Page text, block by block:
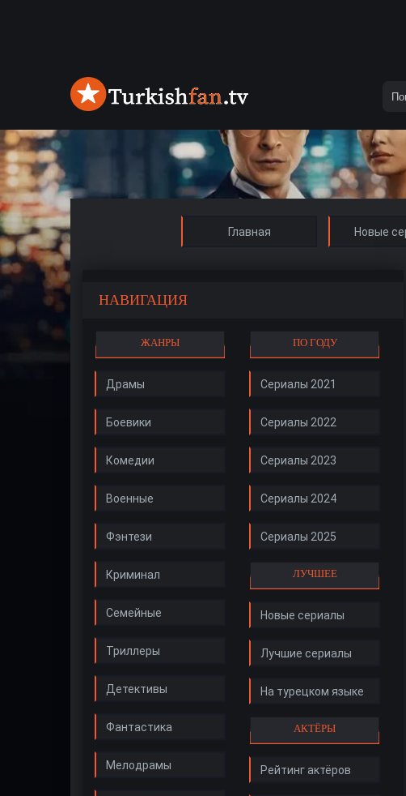
Главная Новые
НАВИГАЦИЯ
ЖАНРЫ
Драмы
Боевики
Комедии
Военные
Фэнтези
Криминал
Семейные
Триллеры
Детективы
Фантастика
Мелодрамы
ПО ГОДУ
Сериалы 2021
Сериалы 2022
Сериалы 2023
Сериалы 2024
Сериалы 2025
ЛУЧШЕЕ
Новые сериалы
Лучшие сериалы
На турецком языке
АКТЁРЫ
Рейтинг актёров